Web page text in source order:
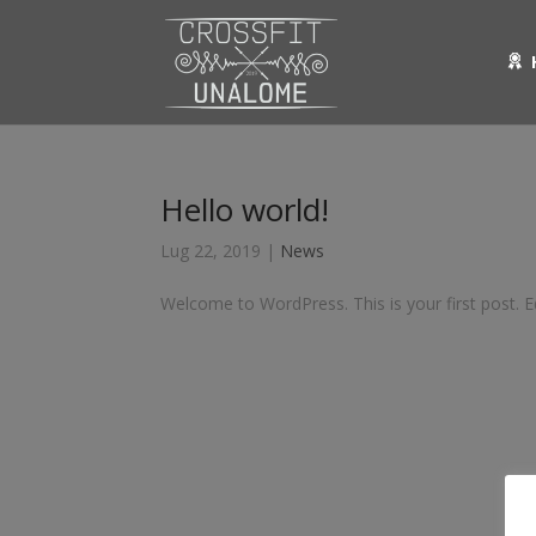
Hello world!
Lug 22, 2019 | News
Welcome to WordPress. This is your first post.